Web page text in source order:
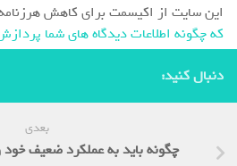
این سایت از اکیسمت برای کاهش
که چگونه اطلاعات دیدگاه های شما
دنبال کنید:
بعدی
چگونه باید به عملکرد ضعیف